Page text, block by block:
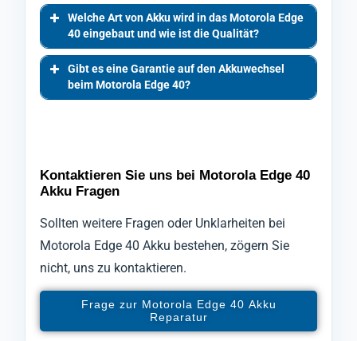
Welche Art von Akku wird in das Motorola Edge
40 eingebaut und wie ist die Qualität?
Gibt es eine Garantie auf den Akkuwechsel
beim Motorola Edge 40?
Kontaktieren Sie uns bei Motorola Edge 40
Akku Fragen
Sollten weitere Fragen oder Unklarheiten bei
Motorola Edge 40 Akku bestehen, zögern Sie
nicht, uns zu kontaktieren.
Frage zur Motorola Edge 40 Akku
Reparatur